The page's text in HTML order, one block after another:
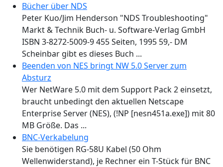
Bücher über NDS
Peter Kuo/Jim Henderson "NDS Troubleshooting"
Markt & Technik Buch- u. Software-Verlag GmbH
ISBN 3-8272-5009-9 455 Seiten, 1995 59,- DM
Scheinbar gibt es dieses Buch ...
Beenden von NES bringt NW 5.0 Server zum
Absturz
Wer NetWare 5.0 mit dem Support Pack 2 einsetzt,
braucht unbedingt den aktuellen Netscape
Enterprise Server (NES), (!NP [nesn451a.exe]) mit 80
MB Größe. Das ...
BNC-Verkabelung
Sie benötigen RG-58U Kabel (50 Ohm
Wellenwiderstand), je Rechner ein T-Stück für BNC